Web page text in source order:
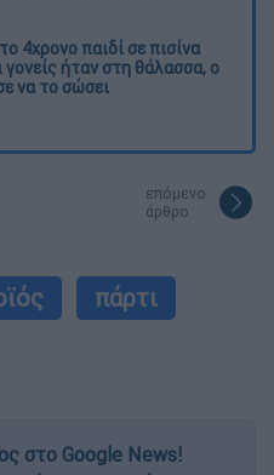
4χρονο παιδί σε πισίνα
γονείς ήταν στη θάλασσα, ο
να το σώσει
επόμενο
άρθρο
πάρτι
στο Google News!